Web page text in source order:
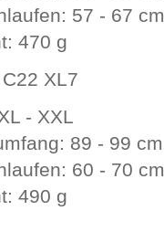
57 - 67 cm
470 g
XL7
- XXL
89 - 99 cm
60 - 70 cm
490 g